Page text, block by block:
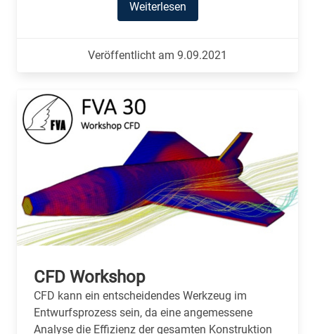
Weiterlesen
Veröffentlicht am 9.09.2021
CFD Workshop
CFD kann ein entscheidendes Werkzeug im
Entwurfsprozess sein, da eine angemessene
Analyse die Effizienz der gesamten Konstruktion